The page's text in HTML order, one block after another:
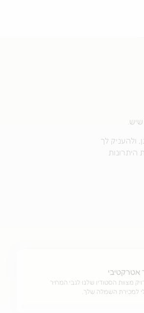
ולהעניק לך
אטרקטיבי
מצוות הסטודיו שלנו לגבי המחיר
למכירת השמלה שלך.